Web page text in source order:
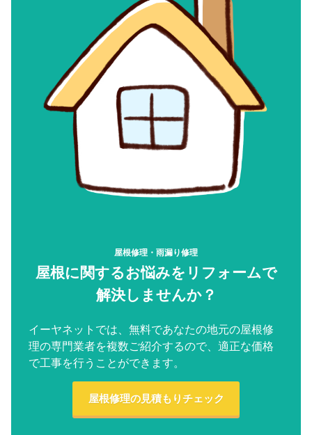
屋根修理・雨漏り修理
屋根に関するお悩みをリフォームで
解決しませんか？
イーヤネットでは、無料であなたの地元の屋根修
理の専門業者を複数ご紹介するので、適正な価格
で工事を行うことができます。
屋根修理の見積もりチェック